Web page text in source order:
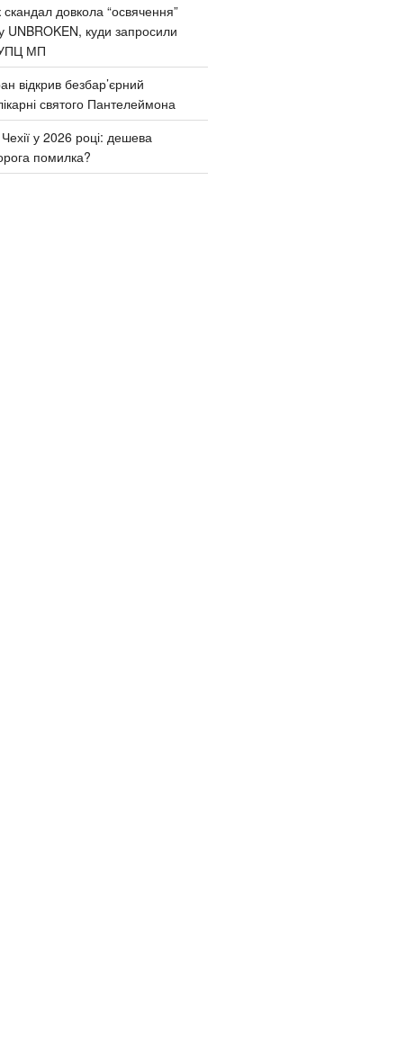
скандал довкола “освячення”
UNBROKEN, куди запросили
МП
відкрив безбар’єрний
святого Пантелеймона
у 2026 році: дешева
помилка?